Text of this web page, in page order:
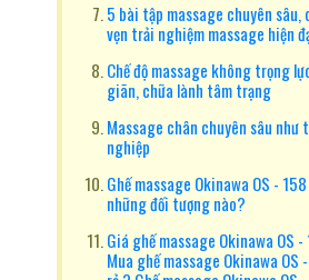
5 bài tập massage chuyên sâu,
vẹn trải nghiệm massage hiện
Chế độ massage không trọng
giãn, chữa lành tâm trạng
Massage chân chuyên sâu như
nghiệp
Ghế massage Okinawa OS -
những đối tượng nào?
Giá ghế massage Okinawa OS
Mua ghế massage Okinawa OS